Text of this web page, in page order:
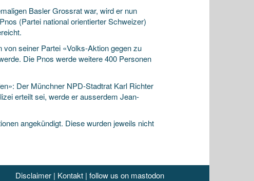
Basler Grossrat war, wird er nun
(Partei national orientierter Schweizer)
seiner Partei «Volks-Aktion gegen zu
Die Pnos werde weitere 400 Personen
Der Münchner NPD-Stadtrat Karl Richter
erteilt sei, werde er ausserdem Jean-
angekündigt. Diese wurden jeweils nicht
Disclaimer| Kontakt| follow us on mastodon